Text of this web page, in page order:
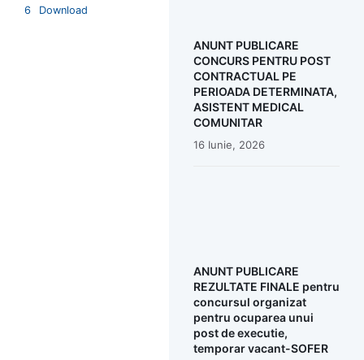
6
Download
ANUNT PUBLICARE
CONCURS PENTRU POST
CONTRACTUAL PE
PERIOADA DETERMINATA,
ASISTENT MEDICAL
COMUNITAR
16 Iunie, 2026
ANUNT PUBLICARE
REZULTATE FINALE pentru
concursul organizat
pentru ocuparea unui
post de executie,
temporar vacant-SOFER